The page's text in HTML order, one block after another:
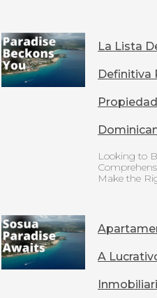
La Lista
Definitiva
Looking to
Make the
A